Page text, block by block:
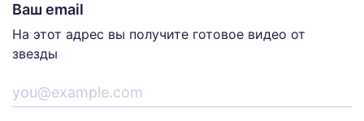
Ваш email
На этот адрес вы получите готовое видео от
звезды